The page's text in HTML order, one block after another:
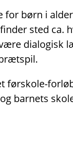
børn i
sted ca.
dialogisk
førskole-
barnets